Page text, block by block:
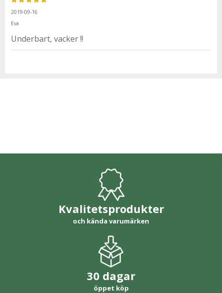
2019-09-16
Eva
Underbart, vacker !!
Kvalitetsprodukter
och kända varumärken
30 dagar
öppet köp